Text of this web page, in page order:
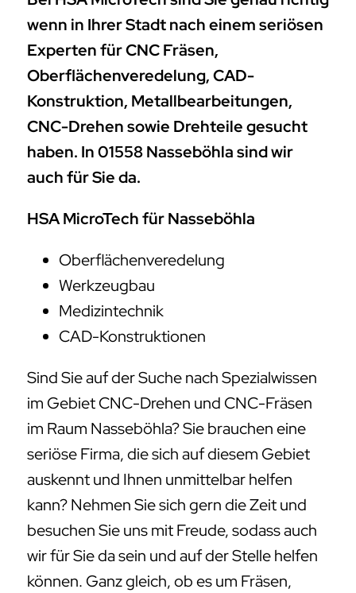
wenn in Ihrer Stadt nach einem seriösen
Experten für CNC Fräsen,
Oberflächenveredelung, CAD-
Konstruktion, Metallbearbeitungen,
CNC-Drehen sowie Drehteile gesucht
haben. In 01558 Nasseböhla sind wir
auch für Sie da.
HSA MicroTech für Nasseböhla
Oberflächenveredelung
Werkzeugbau
Medizintechnik
CAD-Konstruktionen
Sind Sie auf der Suche nach Spezialwissen
im Gebiet CNC-Drehen und CNC-Fräsen
im Raum Nasseböhla? Sie brauchen eine
seriöse Firma, die sich auf diesem Gebiet
auskennt und Ihnen unmittelbar helfen
kann? Nehmen Sie sich gern die Zeit und
besuchen Sie uns mit Freude, sodass auch
wir für Sie da sein und auf der Stelle helfen
können. Ganz gleich, ob es um Fräsen,